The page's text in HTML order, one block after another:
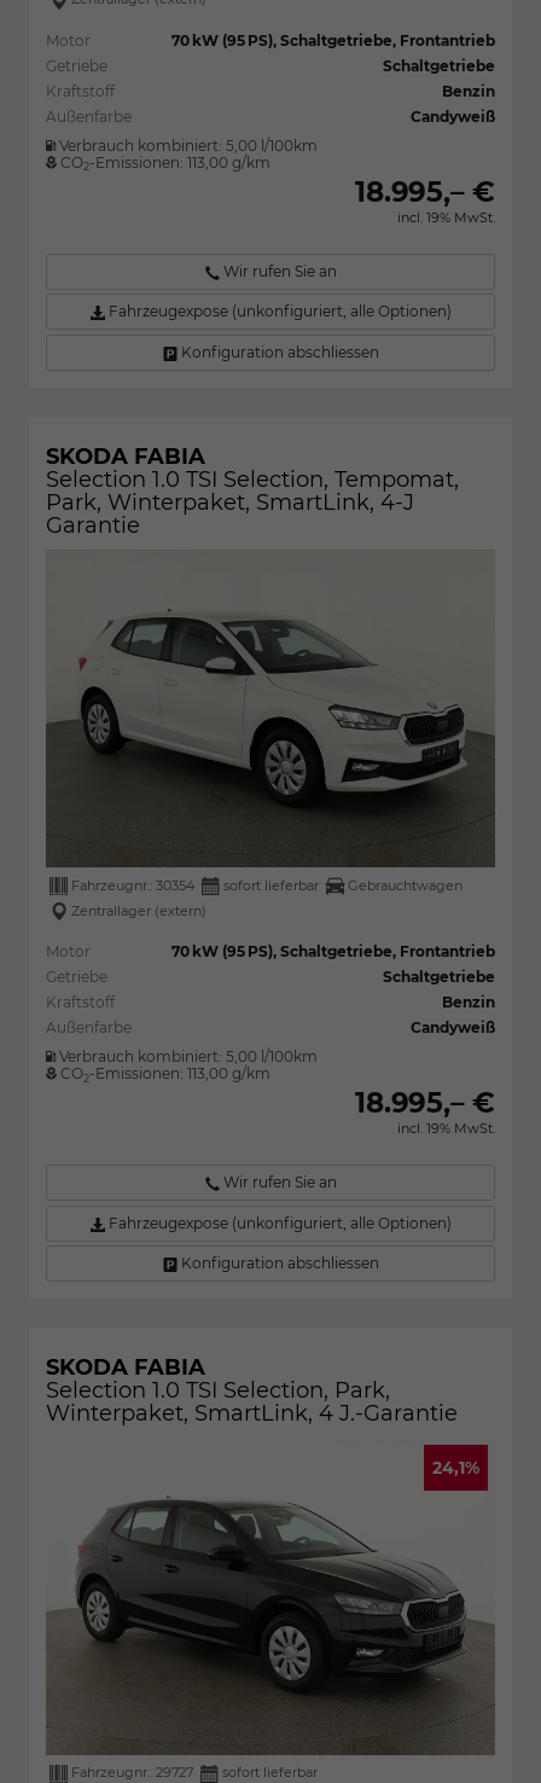
Motor
70 kW (95 PS), Schaltgetriebe, Frontantrieb
Getriebe
Schaltgetriebe
Kraftstoff
Benzin
Außenfarbe
Candyweiß
Verbrauch kombiniert: 5,00 l/100km
CO2-Emissionen: 113,00 g/km
18.995,– €
incl. 19% MwSt.
Wir rufen Sie an
Fahrzeugexpose (unkonfiguriert, alle Optionen)
Konfiguration abschliessen
SKODA FABIA
Selection 1.0 TSI Selection, Tempomat,
Park, Winterpaket, SmartLink, 4-J
Garantie
Fahrzeugnr.: 30354 sofort lieferbar
Gebrauchtwagen
Zentrallager (extern)
Motor
70 kW (95 PS), Schaltgetriebe, Frontantrieb
Getriebe
Schaltgetriebe
Kraftstoff
Benzin
Außenfarbe
Candyweiß
Verbrauch kombiniert: 5,00 l/100km
CO2-Emissionen: 113,00 g/km
18.995,– €
incl. 19% MwSt.
Wir rufen Sie an
Fahrzeugexpose (unkonfiguriert, alle Optionen)
Konfiguration abschliessen
SKODA FABIA
Selection 1.0 TSI Selection, Park,
Winterpaket, SmartLink, 4 J.-Garantie
24,1%
Fahrzeugnr.: 29727
sofort lieferbar